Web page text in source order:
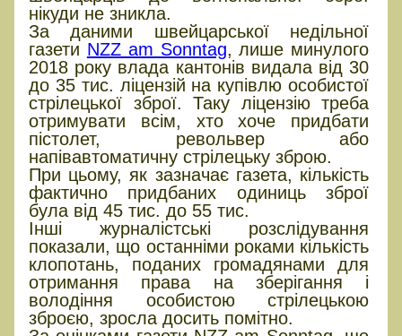
нікуди не зникла.
За даними швейцарської недільної
газети NZZ am Sonntag, лише минулого
2018 року влада кантонів видала від 30
до 35 тис. ліцензій на купівлю особистої
стрілецької зброї. Таку ліцензію треба
отримувати всім, хто хоче придбати
пістолет, револьвер або
напівавтоматичну стрілецьку зброю.
При цьому, як зазначає газета, кількість
фактично придбаних одиниць зброї
була від 45 тис. до 55 тис.
Інші журналістські розслідування
показали, що останніми роками кількість
клопотань, поданих громадянами для
отримання права на зберігання і
володіння особистою стрілецькою
зброєю, зросла досить помітно.